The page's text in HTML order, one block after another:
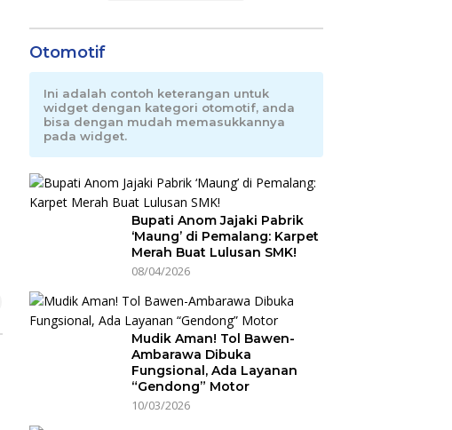
Otomotif
Ini adalah contoh keterangan untuk
widget dengan kategori otomotif, anda
bisa dengan mudah memasukkannya
pada widget.
Bupati Anom Jajaki Pabrik
‘Maung’ di Pemalang: Karpet
Merah Buat Lulusan SMK!
08/04/2026
Mudik Aman! Tol Bawen-
Ambarawa Dibuka
Fungsional, Ada Layanan
“Gendong” Motor
10/03/2026